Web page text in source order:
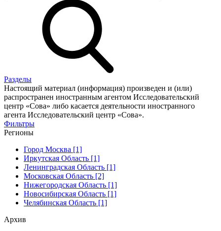
Разделы
Настоящий материал (информация) произведен и (или)
распространен иностранным агентом Исследовательский
центр «Сова» либо касается деятельности иностранного
агента Исследовательский центр «Сова».
Фильтры
Регионы
Город Москва [1]
Иркутская Область [1]
Ленинградская Область [1]
Московская Область [2]
Нижегородская Область [1]
Новосибирская Область [1]
Челябинская Область [1]
Архив